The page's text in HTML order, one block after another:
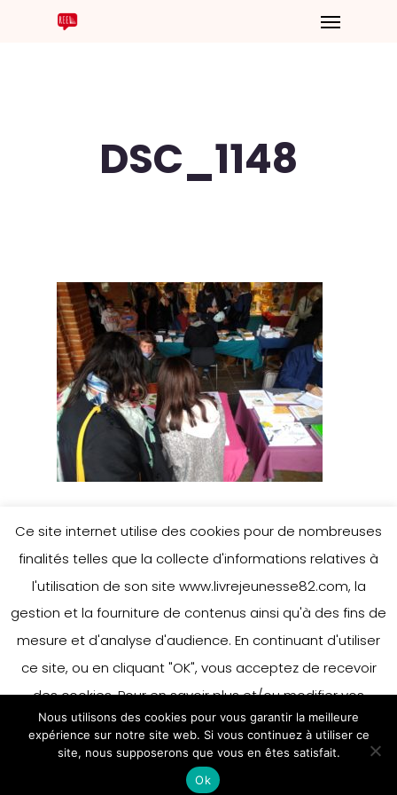
DSC_1148
Ce site internet utilise des cookies pour de nombreuses
finalités telles que la collecte d'informations relatives à
l'utilisation de son site www.livrejeunesse82.com, la
gestion et la fourniture de contenus ainsi qu'à des fins de
mesure et d'analyse d'audience. En continuant d'utiliser
ce site, ou en cliquant "OK", vous acceptez de recevoir
des cookies. Pour en savoir plus et/ou modifier vos
préférences en matière de cookies, merci de vous référer
à notre politique sur les cookies.
Accepter
En savoir plus
Nous utilisons des cookies pour vous garantir la meilleure
expérience sur notre site web. Si vous continuez à utiliser ce
site, nous supposerons que vous en êtes satisfait.
Ok